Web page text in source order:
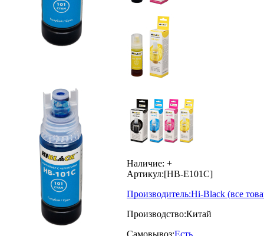
Наличие: +
Артикул:[HB-E101C]
Производитель:Hi-Black (все
Производство:Китай
Самовывоз:Есть